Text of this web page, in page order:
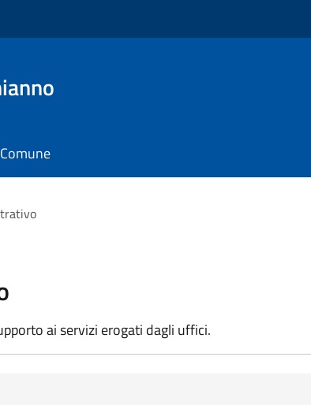
ai servizi erogati dagli uffici.